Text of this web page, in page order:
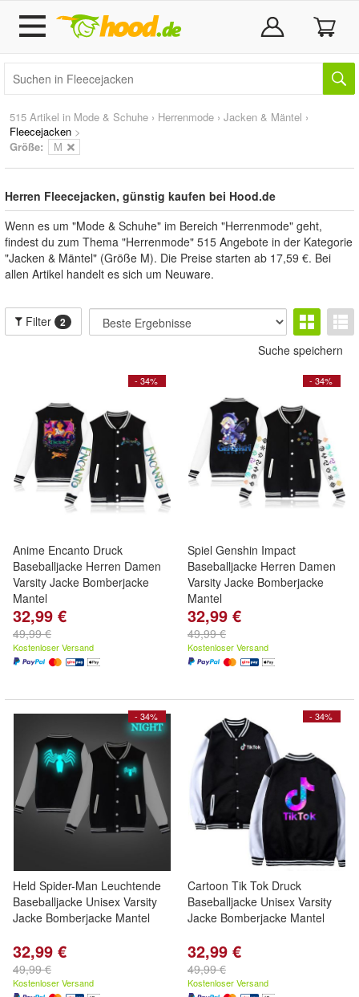
515 Artikel in Mode & Schuhe › Herrenmode › Jacken & Mäntel ›
Fleecejacken >
Größe:
M
Herren Fleecejacken, günstig kaufen bei Hood.de
Wenn es um "Mode & Schuhe" im Bereich "Herrenmode" geht,
findest du zum Thema "Herrenmode" 515 Angebote in der Kategorie
"Jacken & Mäntel" (Größe M). Die Preise starten ab 17,59 €. Bei
allen Artikel handelt es sich um Neuware.
Filter 2
Suche speichern
- 34%
Anime Encanto Druck
Baseballjacke Herren Damen
Varsity Jacke Bomberjacke
Mantel
32,99 €
49,99 €
Kostenloser Versand
- 34%
Spiel Genshin Impact
Baseballjacke Herren Damen
Varsity Jacke Bomberjacke
Mantel
32,99 €
49,99 €
Kostenloser Versand
- 34%
Held Spider-Man Leuchtende
Baseballjacke Unisex Varsity
Jacke Bomberjacke Mantel
32,99 €
49,99 €
Kostenloser Versand
- 34%
Cartoon Tik Tok Druck
Baseballjacke Unisex Varsity
Jacke Bomberjacke Mantel
32,99 €
49,99 €
Kostenloser Versand